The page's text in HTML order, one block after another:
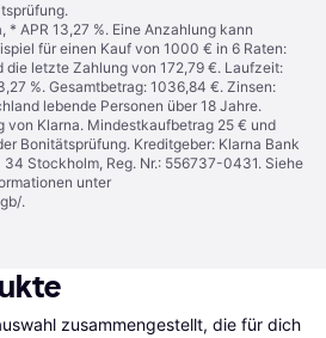
* APR 13,27 %. Eine Anzahlung kann
für einen Kauf von 1000 € in 6 Raten:
die letzte Zahlung von 172,79 €. Laufzeit:
%. Gesamtbetrag: 1036,84 €. Zinsen:
lebende Personen über 18 Jahre.
von Klarna. Mindestkaufbetrag 25 € und
Bonitätsprüfung. Kreditgeber: Klarna Bank
34 Stockholm, Reg. Nr.: 556737-0431. Siehe
unter
.
zusammengestellt, die für dich